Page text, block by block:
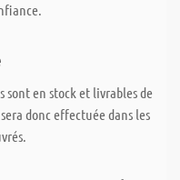
sont en stock et livrables de
donc effectuée dans les